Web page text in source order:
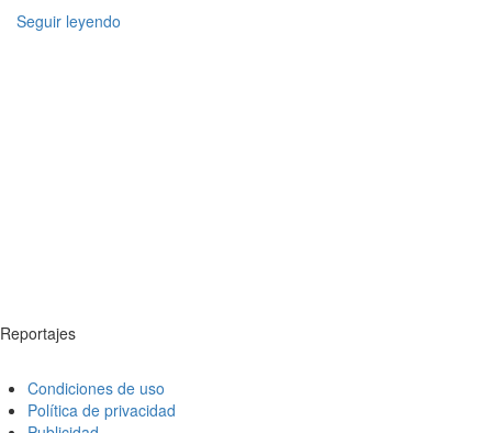
Seguir leyendo
Reportajes
Condiciones de uso
Política de privacidad